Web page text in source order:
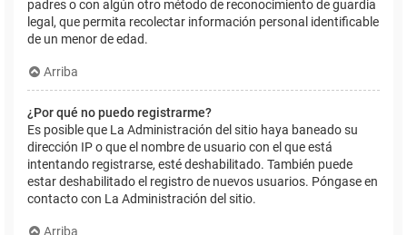
padres o con algún otro método de reconocimiento de guardia
legal, que permita recolectar información personal identificable
de un menor de edad.
Arriba
¿Por qué no puedo registrarme?
Es posible que La Administración del sitio haya baneado su
dirección IP o que el nombre de usuario con el que está
intentando registrarse, esté deshabilitado. También puede
estar deshabilitado el registro de nuevos usuarios. Póngase en
contacto con La Administración del sitio.
Arriba